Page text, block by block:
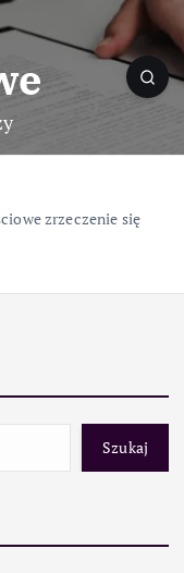
zrzeczenie się
Szukaj